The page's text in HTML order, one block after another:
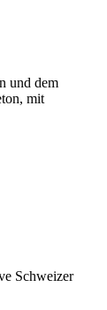
und dem
mit
Schweizer